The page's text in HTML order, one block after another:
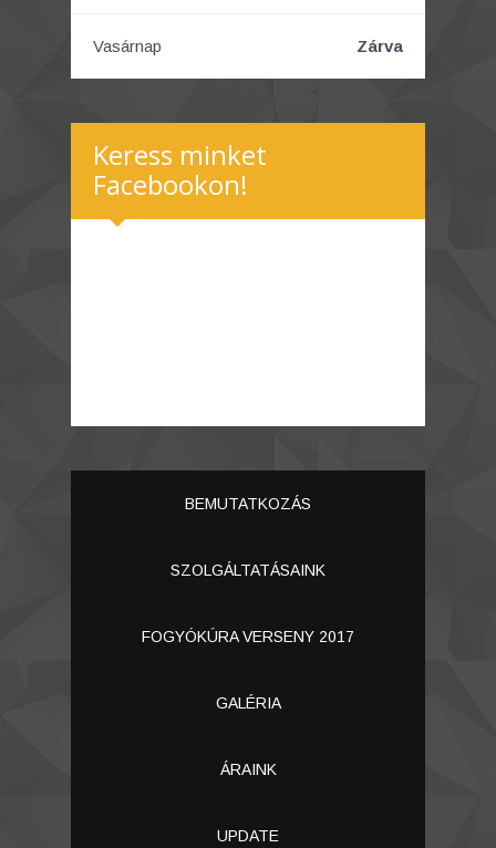
Vasárnap Zárva
Keress minket
Facebookon!
BEMUTATKOZÁS
SZOLGÁLTATÁSAINK
FOGYÓKÚRA VERSENY 2017
GALÉRIA
ÁRAINK
UPDATE